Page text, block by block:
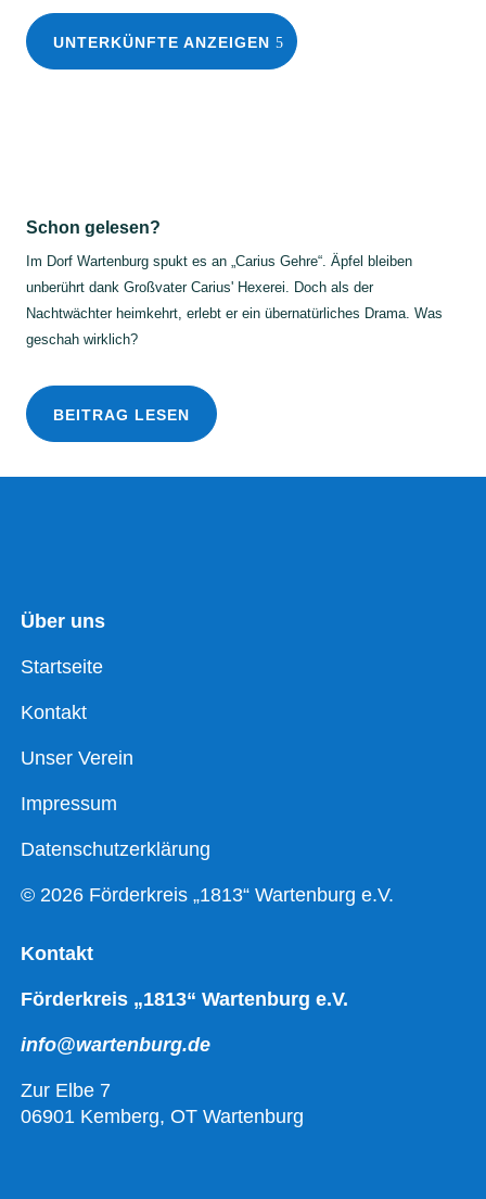
UNTERKÜNFTE ANZEIGEN
Schon gelesen?
Im Dorf Wartenburg spukt es an „Carius Gehre“. Äpfel bleiben
unberührt dank Großvater Carius' Hexerei. Doch als der
Nachtwächter heimkehrt, erlebt er ein übernatürliches Drama. Was
geschah wirklich?
BEITRAG LESEN
Über uns
Startseite
Kontakt
Unser Verein
Impressum
Datenschutzerklärung
© 2026 Förderkreis „1813“ Wartenburg e.V.
Kontakt
Förderkreis „1813“ Wartenburg e.V.
info@wartenburg.de
Zur Elbe 7
06901 Kemberg, OT Wartenburg